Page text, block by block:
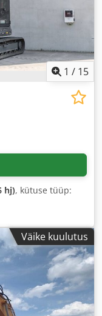
1 / 15
hj), kütuse tüüp:
Väike kuulutus